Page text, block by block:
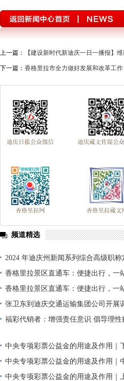
上一篇： 【建设新时代新迪庆一日一播报】
下一篇： 香格里拉市全力做好发展和改革工作
频道精选
2024 年迪庆州新闻系列综合高级职
单公示
香格里拉景区直通车：便捷出行，一
香格里拉景区直通车：便捷出行，一
张卫东到迪庆交通运输集团公司开展
福彩代销者：增强责任意识 倡导理性
中央专项彩票公益金的用途及作用｜
中央专项彩票公益金的用途及作用｜
中央专项彩票公益金的用途及作用｜